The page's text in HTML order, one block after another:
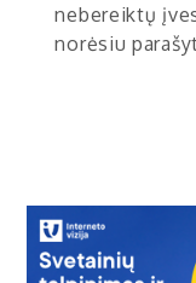
nebereiktų
norėsiu